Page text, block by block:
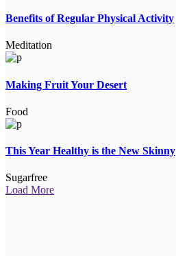
Benefits of Regular Physical Activity
Meditation
Making Fruit Your Desert
Food
This Year Healthy is the New Skinny
Sugarfree
Load More